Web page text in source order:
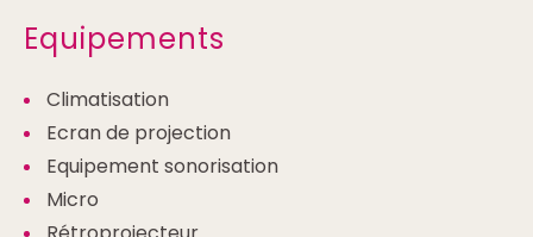
Equipements
Climatisation
Ecran de projection
Equipement sonorisation
Micro